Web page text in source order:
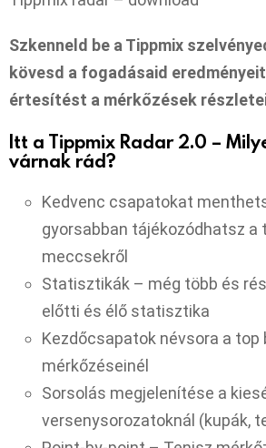
Szkenneld be a Tippmix
kövesd a fogadásaid
értesítést a mérkőzések
Itt a Tippmix Radar 2.0 –
várnak rád?
Kedvenc csapatokat
gyorsabban tájékozódhatsz a
meccsekről
Statisztikák – még több és
előtti és élő statisztika
Kezdőcsapatok névsora a top
mérkőzéseinél
Sorsolás megjelenítése a
versenysorozatoknál (kupák,